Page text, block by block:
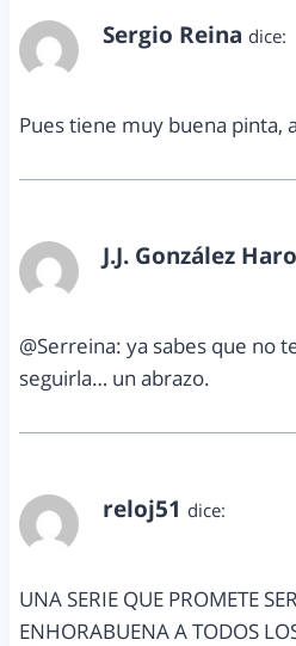
Sergio Reina dice:
Pues tiene muy buena pinta,
J.J. González Haro
@Serreina: ya sabes que no
seguirla… un abrazo.
reloj51 dice:
UNA SERIE QUE PROMETE
ENHORABUENA A TODOS